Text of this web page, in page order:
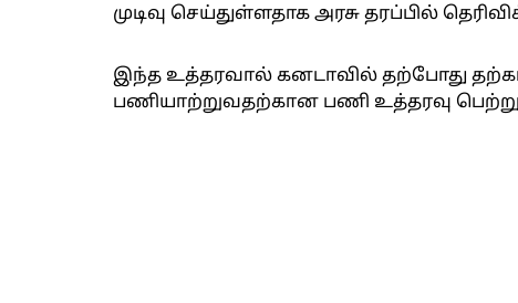
முடிவு செய்துள்ளதாக அரசு தரப்பில்
இந்த உத்தரவால் கனடாவில் தற்போது
பணியாற்றுவதற்கான பணி உத்தரவு